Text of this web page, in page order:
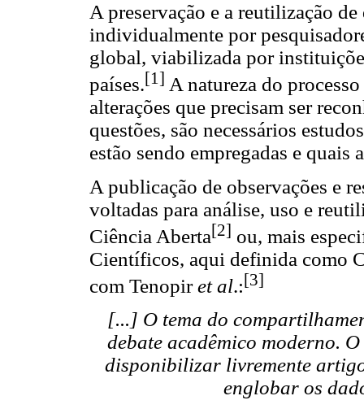
A preservação e a reutilização
individualmente por
global, viabilizada por
países.[1] A natureza do
alterações que precisam ser
questões, são necessários
estão sendo empregadas e
A publicação de observações e
voltadas para análise, uso e
Ciência Aberta[2] ou, mais
Científicos, aqui definida como
com Tenopiret al.: [3]
[...] O tema do
debate acadêmico moderno.
disponibilizar livremente
englobar os